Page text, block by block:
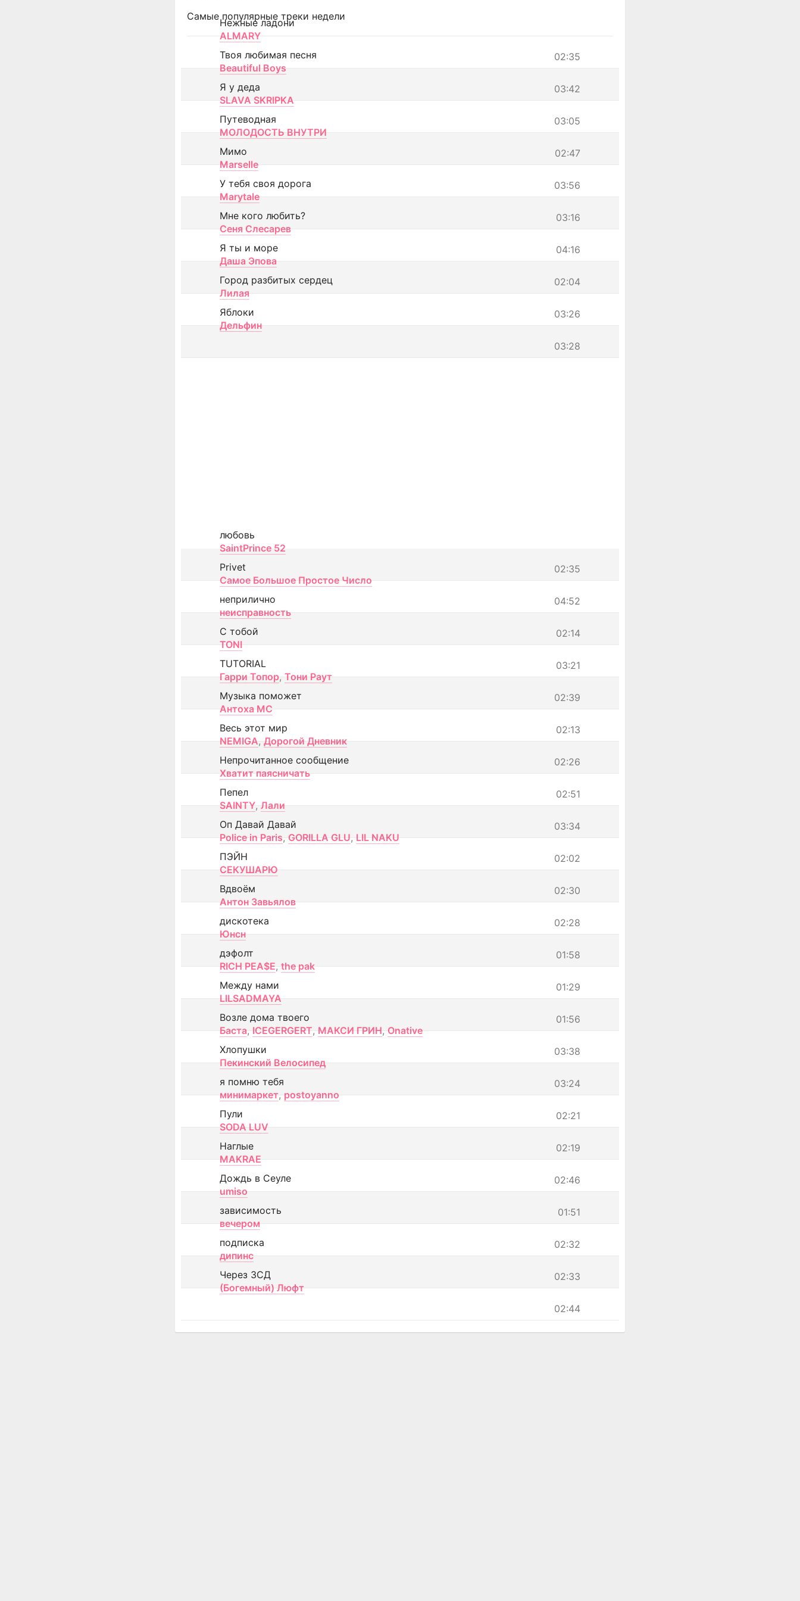
Самые популярные треки недели
Нежные ладони
ALMARY
02:35
Твоя любимая песня
Beautiful Boys
03:42
Я у деда
SLAVA SKRIPKA
03:05
Путеводная
МОЛОДОСТЬ ВНУТРИ
02:47
Мимо
Marselle
03:56
У тебя своя дорога
Marytale
03:16
Мне кого любить?
Сеня Слесарев
04:16
Я ты и море
Даша Эпова
02:04
Город разбитых сердец
Лилая
03:26
Яблоки
Дельфин
03:28
любовь
SaintPrince 52
02:35
Privet
Самое Большое Простое Число
04:52
неприлично
неисправность
02:14
С тобой
TONI
03:21
TUTORIAL
Гарри Топор, Тони Раут
02:39
Музыка поможет
Антоха МС
02:13
Весь этот мир
NEMIGA, Дорогой Дневник
02:26
Непрочитанное сообщение
Хватит паясничать
02:51
Пепел
SAINTY, Лали
03:34
Оп Давай Давай
Police in Paris, GORILLA GLU, LIL NAKU
02:02
ПЭЙН
СЕКУШАРЮ
02:30
Вдвоём
Антон Завьялов
02:28
дискотека
Юнсн
01:58
дэфолт
RICH PEA$E, the pak
01:29
Между нами
LILSADMAYA
01:56
Возле дома твоего
Баста, ICEGERGERT, МАКСИ ГРИН, Onative
03:38
Хлопушки
Пекинский Велосипед
03:24
я помню тебя
минимаркет, postoyanno
02:21
Пули
SODA LUV
02:19
Наглые
MAKRAE
02:46
Дождь в Сеуле
umiso
01:51
зависимость
вечером
02:32
подписка
дипинс
02:33
Через ЗСД
(Богемный) Люфт
02:44